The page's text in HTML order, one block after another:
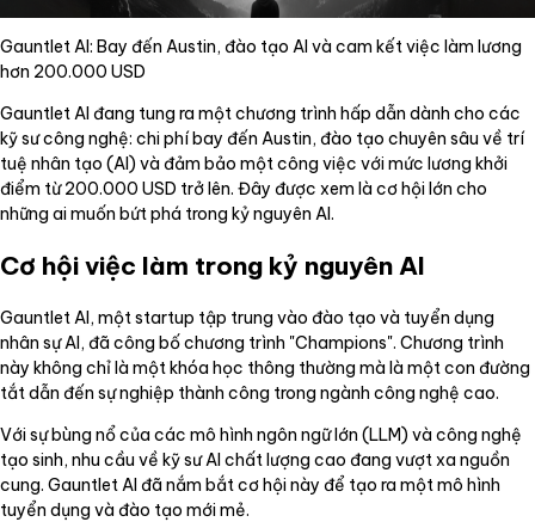
Gauntlet AI: Bay đến Austin, đào tạo AI và cam kết việc làm lương
hơn 200.000 USD
Gauntlet AI đang tung ra một chương trình hấp dẫn dành cho các
kỹ sư công nghệ: chi phí bay đến Austin, đào tạo chuyên sâu về trí
tuệ nhân tạo (AI) và đảm bảo một công việc với mức lương khởi
điểm từ 200.000 USD trở lên. Đây được xem là cơ hội lớn cho
những ai muốn bứt phá trong kỷ nguyên AI.
Cơ hội việc làm trong kỷ nguyên AI
Gauntlet AI, một startup tập trung vào đào tạo và tuyển dụng
nhân sự AI, đã công bố chương trình "Champions". Chương trình
này không chỉ là một khóa học thông thường mà là một con đường
tắt dẫn đến sự nghiệp thành công trong ngành công nghệ cao.
Với sự bùng nổ của các mô hình ngôn ngữ lớn (LLM) và công nghệ
tạo sinh, nhu cầu về kỹ sư AI chất lượng cao đang vượt xa nguồn
cung. Gauntlet AI đã nắm bắt cơ hội này để tạo ra một mô hình
tuyển dụng và đào tạo mới mẻ.